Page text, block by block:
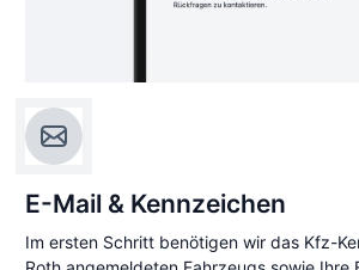
E-Mail & Kennzeichen
Im ersten Schritt benötigen wir das Kfz-